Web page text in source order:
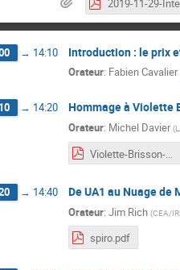
→ 14:10 Introduction : le prix
Orateur: Fabien Cavalier
→ 14:20 Hommage à Violette
Orateur: Michel Davier (
→ 14:40 De UA1 au Nuage de
Orateur: Jim Rich (CEA/
spiro.pdf